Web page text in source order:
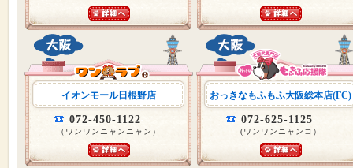
イオンモール日根野店
072-450-1122
（ワンワンニャンニャン）
おっきなもふもふ大阪総本店(FC)
072-625-1125
(ワンワンニャンコ）